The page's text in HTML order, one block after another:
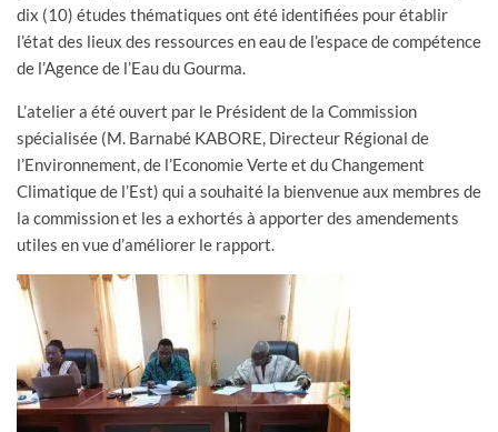
dix (10) études thématiques ont été identifiées pour établir
l’état des lieux des ressources en eau de l’espace de compétence
de l’Agence de l’Eau du Gourma.
L’atelier a été ouvert par le Président de la Commission
spécialisée (M. Barnabé KABORE, Directeur Régional de
l’Environnement, de l’Economie Verte et du Changement
Climatique de l’Est) qui a souhaité la bienvenue aux membres de
la commission et les a exhortés à apporter des amendements
utiles en vue d’améliorer le rapport.